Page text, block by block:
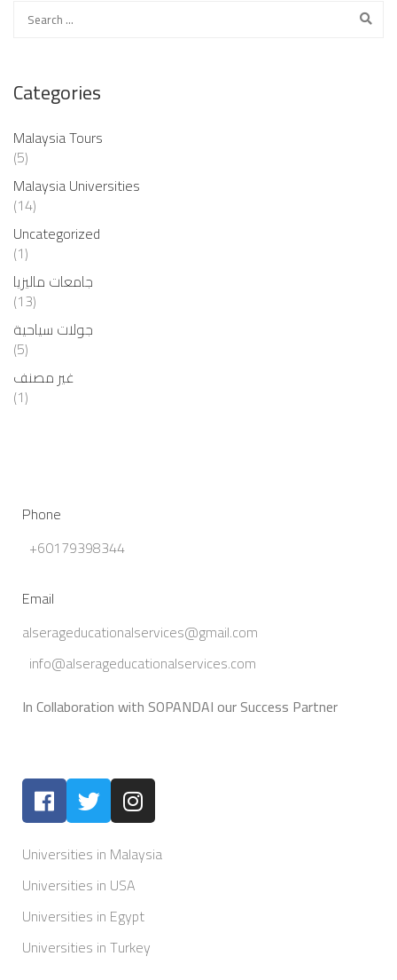
Categories
Malaysia Tours
(5)
Malaysia Universities
(14)
Uncategorized
(1)
جامعات ماليزيا
(13)
جولات سياحية
(5)
غير مصنف
(1)
Phone
+60179398344
Email
alserageducationalservices@gmail.com
info@alserageducationalservices.com
In Collaboration with SOPANDAI our Success Partner
Universities in Malaysia
Universities in USA
Universities in Egypt
Universities in Turkey